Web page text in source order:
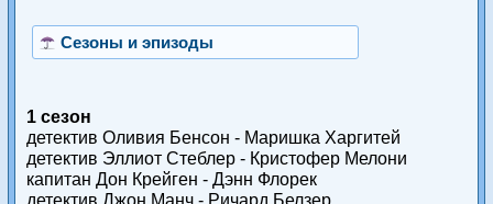
Сезоны и эпизоды
1 сезон
детектив Оливия Бенсон - Маришка Харгитей
детектив Эллиот Стеблер - Кристофер Мелони
капитан Дон Крейген - Дэнн Флорек